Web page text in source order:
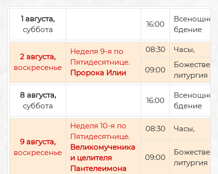
1 августа,
суббота
16:00
Всенощное
бдение
2 августа,
воскресенье
Неделя 9-я по
Пятидесятнице.
Пророка Илии
08:30 Часы,
09:00
литургия
8 августа,
суббота
16:00
Всенощное
бдение
9 августа,
воскресенье
Неделя 10-я по
Пятидесятнице.
Великомученика
и целителя
Пантелеимона
08:30 Часы,
09:00
литургия